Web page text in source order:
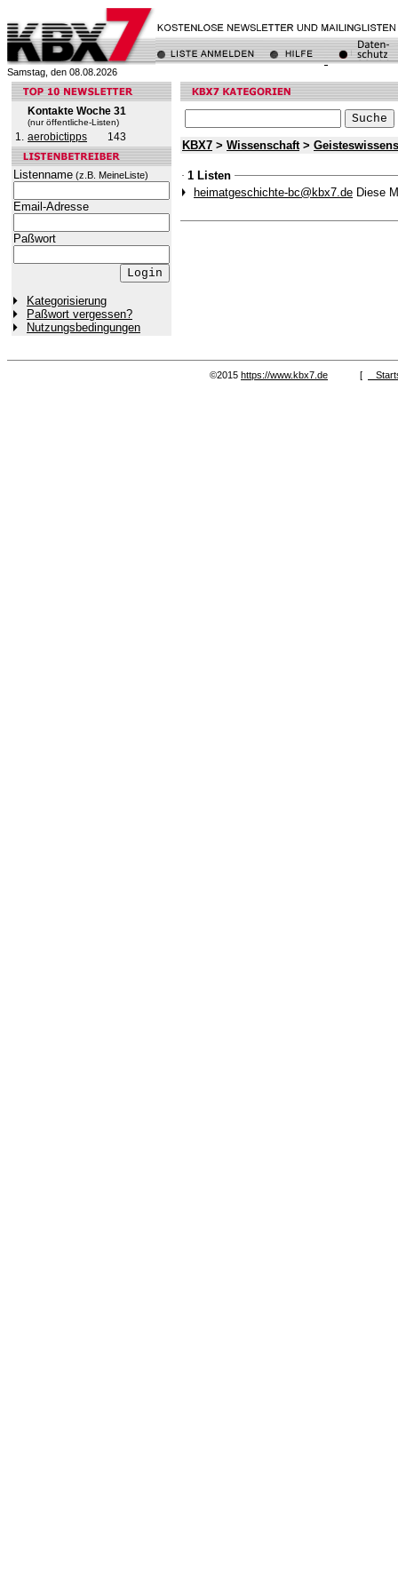
Samstag, den 08.08.2026
Kontakte Woche 31
(nur öffentliche-Listen)
1. aerobictipps 143
Listenname (z.B. MeineListe)
Email-Adresse
Paßwort
Kategorisierung
Paßwort vergessen?
Nutzungsbedingungen
KBX7 > Wissenschaft>
1 Listen
heimatgeschichte-bc@kbx7.de Diese
©2015 https://www.kbx7.de [